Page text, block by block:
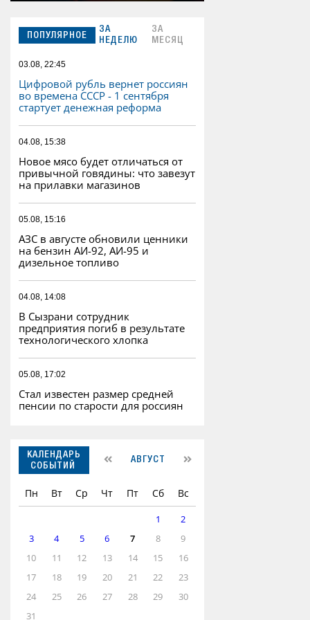
ПОПУЛЯРНОЕ
ЗА
НЕДЕЛЮ
ЗА
МЕСЯЦ
03.08, 22:45
Цифровой рубль вернет россиян
во времена СССР - 1 сентября
стартует денежная реформа
04.08, 15:38
Новое мясо будет отличаться от
привычной говядины: что завезут
на прилавки магазинов
05.08, 15:16
АЗС в августе обновили ценники
на бензин АИ-92, АИ-95 и
дизельное топливо
04.08, 14:08
В Сызрани сотрудник
предприятия погиб в результате
технологического хлопка
05.08, 17:02
Стал известен размер средней
пенсии по старости для россиян
КАЛЕНДАРЬ
СОБЫТИЙ
АВГУСТ
Пн Вт Ср Чт Пт Сб Вс
1
2
3
4 5 6 7 8
9
10
11 12 13 14 15
16
17
18 19 20 21 22
23
24
25 26 27 28 29
30
31